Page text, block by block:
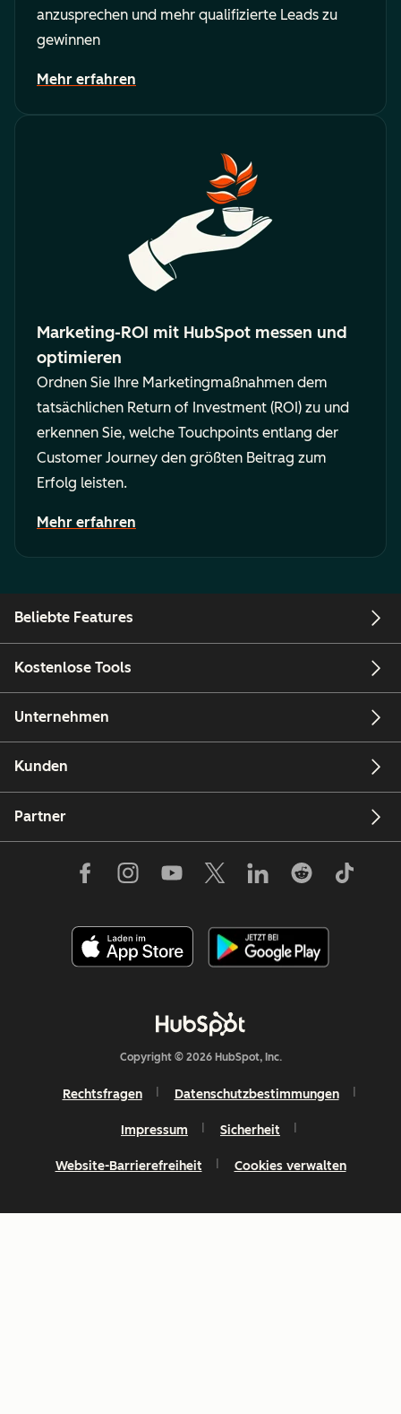
anzusprechen und mehr qualifizierte Leads zu
gewinnen
Mehr erfahren
Marketing-ROI mit HubSpot messen und
optimieren
Ordnen Sie Ihre Marketingmaßnahmen dem
tatsächlichen Return of Investment (ROI) zu und
erkennen Sie, welche Touchpoints entlang der
Customer Journey den größten Beitrag zum
Erfolg leisten.
Mehr erfahren
Beliebte Features
Kostenlose Tools
Unternehmen
Kunden
Partner
Copyright © 2026 HubSpot, Inc.
Rechtsfragen Datenschutzbestimmungen
Impressum Sicherheit
Website-Barrierefreiheit Cookies verwalten